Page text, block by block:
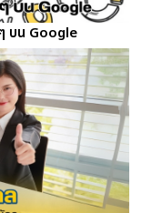
บน Google